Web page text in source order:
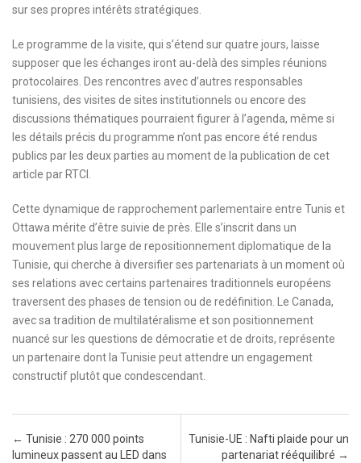
sur ses propres intérêts stratégiques.
Le programme de la visite, qui s’étend sur quatre jours, laisse
supposer que les échanges iront au-delà des simples réunions
protocolaires. Des rencontres avec d’autres responsables
tunisiens, des visites de sites institutionnels ou encore des
discussions thématiques pourraient figurer à l’agenda, même si
les détails précis du programme n’ont pas encore été rendus
publics par les deux parties au moment de la publication de cet
article par RTCI.
Cette dynamique de rapprochement parlementaire entre Tunis et
Ottawa mérite d’être suivie de près. Elle s’inscrit dans un
mouvement plus large de repositionnement diplomatique de la
Tunisie, qui cherche à diversifier ses partenariats à un moment où
ses relations avec certains partenaires traditionnels européens
traversent des phases de tension ou de redéfinition. Le Canada,
avec sa tradition de multilatéralisme et son positionnement
nuancé sur les questions de démocratie et de droits, représente
un partenaire dont la Tunisie peut attendre un engagement
constructif plutôt que condescendant.
Post navigation
← Tunisie : 270 000 points
lumineux passent au LED dans
Tunisie-UE : Nafti plaide pour un
partenariat rééquilibré →